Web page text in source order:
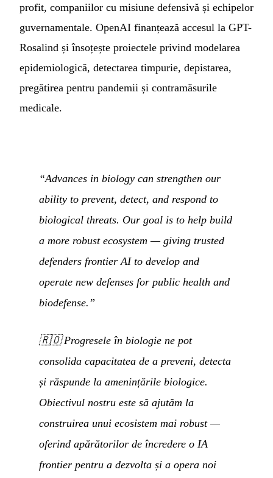
profit, companiilor cu misiune defensivă și echipelor
guvernamentale. OpenAI finanțează accesul la GPT-
Rosalind și însoțește proiectele privind modelarea
epidemiologică, detectarea timpurie, depistarea,
pregătirea pentru pandemii și contramăsurile
medicale.
“Advances in biology can strengthen our
ability to prevent, detect, and respond to
biological threats. Our goal is to help build
a more robust ecosystem — giving trusted
defenders frontier AI to develop and
operate new defenses for public health and
biodefense.”
🇷🇴Progresele în biologie ne pot
consolida capacitatea de a preveni, detecta
și răspunde la amenințările biologice.
Obiectivul nostru este să ajutăm la
construirea unui ecosistem mai robust —
oferind apărătorilor de încredere o IA
frontier pentru a dezvolta și a opera noi